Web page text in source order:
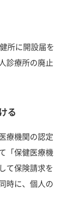
所に開設届を
診療所の廃止
る
療機関の認定
「保健医療機
て保険請求を
時に、個人の